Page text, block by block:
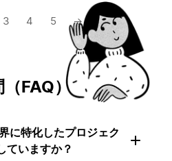
3 4 5 →
FAQ）
に特化したプロジェク
ていますか？